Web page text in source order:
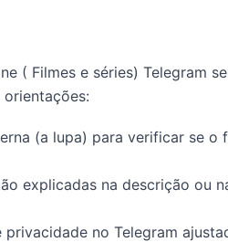
( Filmes e séries) Telegram
(a lupa) para verificar se o
explicadas na descrição ou
no Telegram